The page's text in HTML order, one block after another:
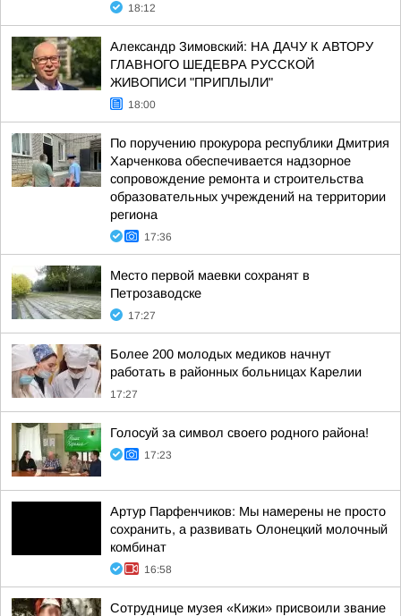
18:12
Александр Зимовский: НА ДАЧУ К АВТОРУ
ГЛАВНОГО ШЕДЕВРА РУССКОЙ
ЖИВОПИСИ "ПРИПЛЫЛИ"
18:00
По поручению прокурора республики Дмитрия
Харченкова обеспечивается надзорное
сопровождение ремонта и строительства
образовательных учреждений на территории
региона
17:36
Место первой маевки сохранят в
Петрозаводске
17:27
Более 200 молодых медиков начнут
работать в районных больницах Карелии
17:27
Голосуй за символ своего родного района!
17:23
Артур Парфенчиков: Мы намерены не просто
сохранить, а развивать Олонецкий молочный
комбинат
16:58
Сотруднице музея «Кижи» присвоили звание